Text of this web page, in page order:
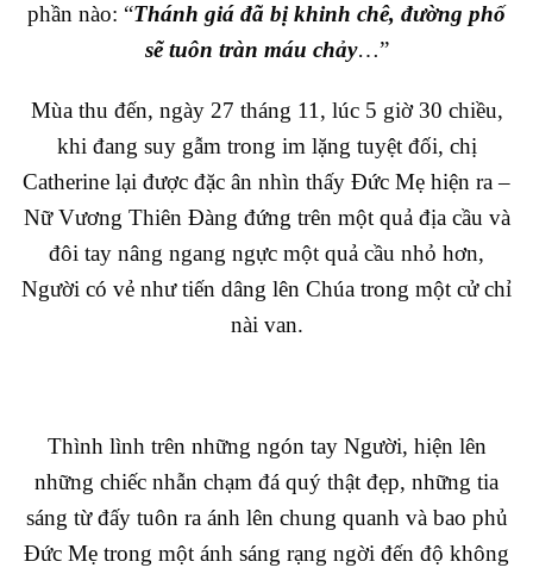
phần nào: “Thánh giá đã bị khinh chê, đường phố
sẽ tuôn tràn máu chảy…”
Mùa thu đến, ngày 27 tháng 11, lúc 5 giờ 30 chiều,
khi đang suy gẫm trong im lặng tuyệt đối, chị
Catherine lại được đặc ân nhìn thấy Đức Mẹ hiện ra –
Nữ Vương Thiên Đàng đứng trên một quả địa cầu và
đôi tay nâng ngang ngực một quả cầu nhỏ hơn,
Người có vẻ như tiến dâng lên Chúa trong một cử chỉ
nài van.
Thình lình trên những ngón tay Người, hiện lên
những chiếc nhẫn chạm đá quý thật đẹp, những tia
sáng từ đấy tuôn ra ánh lên chung quanh và bao phủ
Đức Mẹ trong một ánh sáng rạng ngời đến độ không